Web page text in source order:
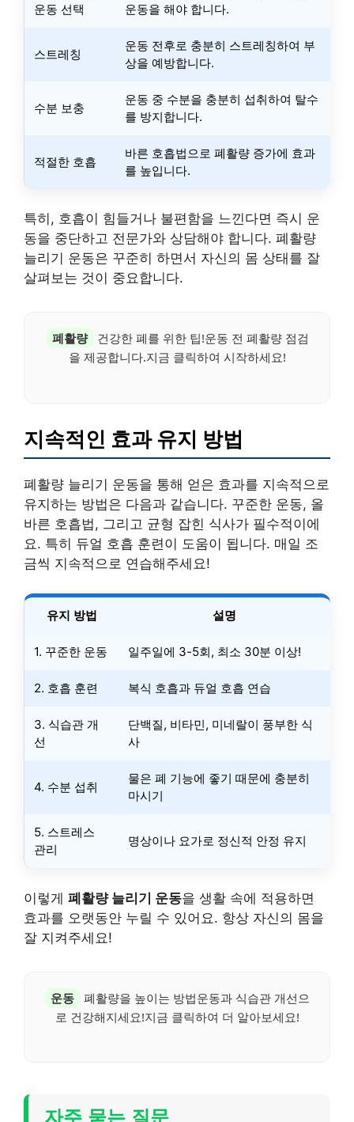
운동 선택
운동을 해야 합니다.
스트레칭
운동 전후로 충분히 스트레칭하여 부
상을 예방합니다.
수분 보충
운동 중 수분을 충분히 섭취하여 탈수
를 방지합니다.
적절한 호흡
바른 호흡법으로 폐활량 증가에 효과
를 높입니다.
특히, 호흡이 힘들거나 불편함을 느낀다면 즉시 운
동을 중단하고 전문가와 상담해야 합니다. 폐활량
늘리기 운동은 꾸준히 하면서 자신의 몸 상태를 잘
살펴보는 것이 중요합니다.
폐활량
건강한 폐를 위한 팁!운동 전 폐활량 점검
을 제공합니다.지금 클릭하여 시작하세요!
지속적인 효과 유지 방법
폐활량 늘리기 운동을 통해 얻은 효과를 지속적으로
유지하는 방법은 다음과 같습니다. 꾸준한 운동, 올
바른 호흡법, 그리고 균형 잡힌 식사가 필수적이에
요. 특히 듀얼 호흡 훈련이 도움이 됩니다. 매일 조
금씩 지속적으로 연습해주세요!
유지 방법 설명
1. 꾸준한 운동 일주일에 3-5회, 최소 30분 이상!
2. 호흡 훈련 복식 호흡과 듀얼 호흡 연습
3. 식습관 개
선
단백질, 비타민, 미네랄이 풍부한 식
사
4. 수분 섭취
물은 폐 기능에 좋기 때문에 충분히
마시기
5. 스트레스
관리
명상이나 요가로 정신적 안정 유지
이렇게 폐활량 늘리기 운동을 생활 속에 적용하면
효과를 오랫동안 누릴 수 있어요. 항상 자신의 몸을
잘 지켜주세요!
운동 폐활량을 높이는 방법운동과 식습관 개선으
로 건강해지세요!지금 클릭하여 더 알아보세요!
자주 묻는 질문